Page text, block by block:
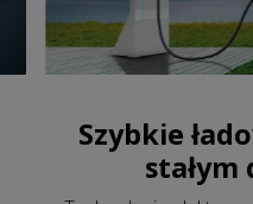
Szybkie
stałym